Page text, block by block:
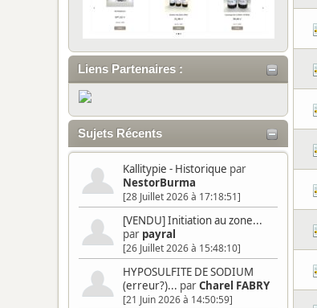
Liens Partenaires :
Sujets Récents
Kallitypie - Historique par
NestorBurma
[28 Juillet 2026 à 17:18:51]
[VENDU] Initiation au zone...
par payral
[26 Juillet 2026 à 15:48:10]
HYPOSULFITE DE SODIUM
(erreur?)... parCharel FABRY
[21 Juin 2026 à 14:50:59]